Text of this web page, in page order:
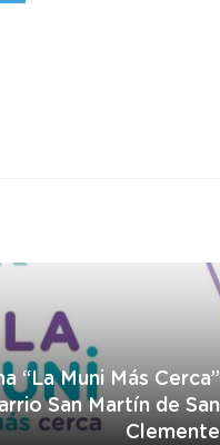
“La Muni Más Cerca”
San Martín de San
Clemente